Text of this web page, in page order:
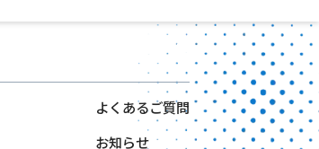
よくあるご質問
お知らせ